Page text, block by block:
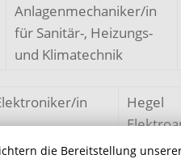
Anlagenmechaniker/in
für Sanitär-, Heizungs-
und Klimatechnik
in
Hegel
GmbH
die Bereitstellung